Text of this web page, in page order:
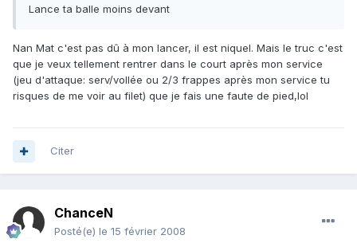
Lance ta balle moins devant
Nan Mat c'est pas dû à mon lancer, il est niquel. Mais le truc c'est
que je veux tellement rentrer dans le court après mon service
(jeu d'attaque: serv/vollée ou 2/3 frappes après mon service tu
risques de me voir au filet) que je fais une faute de pied,lol
Citer
ChanceN
Posté(e) le 15 février 2008